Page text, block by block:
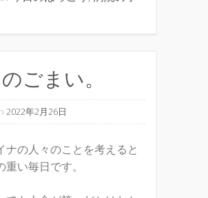
ごまい。
2022年2月26日
ナの人々のことを考えると
重い毎日です。